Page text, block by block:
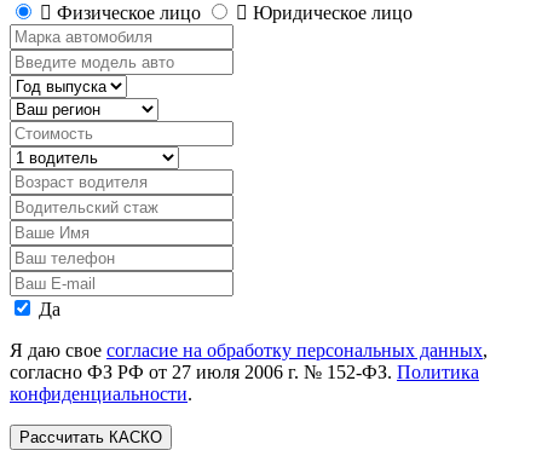
Физическое лицо
Юридическое лицо
Марка
автомобиля
Введите
модель
авто
Год
выпуска
Регион
Стоимость,
руб.
Водитель
Возраст
водителя
Водительский
стаж
Ваше
Имя
Ваш
телефон
Ваш
E-
mail
Персональные
Да
Я даю свое согласие на обработку персональных данных,
согласно ФЗ РФ от 27 июля 2006 г. № 152-ФЗ. Политика
конфиденциальности.